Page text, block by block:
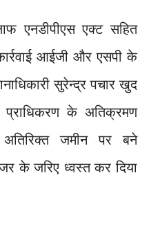
एनडीपीएस एक्ट सहित
आईजी और एसपी के
सुरेन्द्र पचार खुद
प्राधिकरण के अतिक्रमण
जमीन पर बने
के जरिए ध्वस्त कर दिया